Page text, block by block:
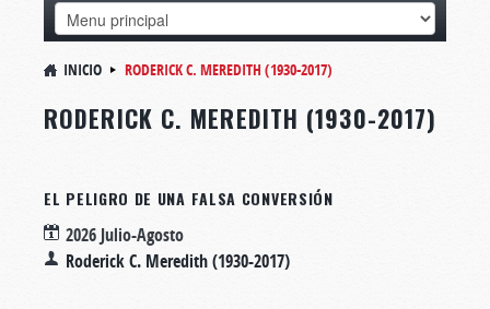
INICIO RODERICK C. MEREDITH (1930-2017)
RODERICK C. MEREDITH (1930-2017)
EL PELIGRO DE UNA FALSA CONVERSIÓN
2026 Julio-Agosto
Roderick C. Meredith (1930-2017)